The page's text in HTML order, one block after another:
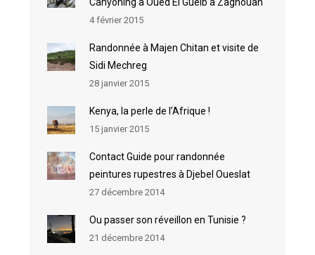
Canyoning à Oued El Guelb à Zaghouan
4 février 2015
Randonnée à Majen Chitan et visite de
Sidi Mechreg
28 janvier 2015
Kenya, la perle de l’Afrique !
15 janvier 2015
Contact Guide pour randonnée
peintures rupestres à Djebel Oueslat
27 décembre 2014
Ou passer son réveillon en Tunisie ?
21 décembre 2014